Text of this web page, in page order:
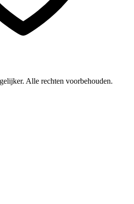
Alle rechten voorbehouden.